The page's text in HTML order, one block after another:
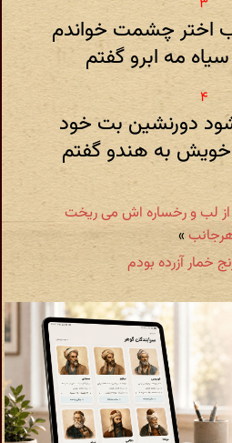
اختر چشمت خواندم
مه ابرو گفتم
دورنشین بت خود
به هندو گفتم
و می از لب و رخساره اش می ریخت
»